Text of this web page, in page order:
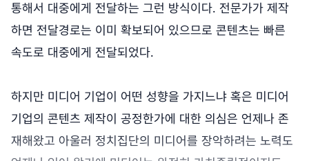
통해서 대중에게 전달하는 그런 방식이다. 전문가가 제작
하면 전달경로는 이미 확보되어 있으므로 콘텐츠는 빠른
속도로 대중에게 전달되었다.
하지만 미디어 기업이 어떤 성향을 가지느냐 혹은 미디어
기업의 콘텐츠 제작이 공정한가에 대한 의심은 언제나 존
재해왔고 아울러 정치집단의 미디어를 장악하려는 노력도